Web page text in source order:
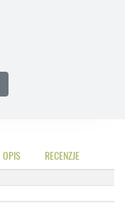
OPIS RECENZJE